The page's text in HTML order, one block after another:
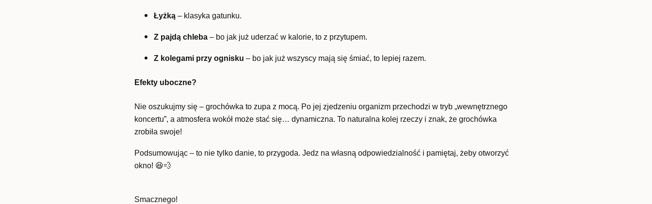
Łyżką – klasyka gatunku.
Z pajdą chleba – bo jak już uderzać w kalorie, to z przytupem.
Z kolegami przy ognisku – bo jak już wszyscy mają się śmiać, to lepiej razem.
Efekty uboczne?
Nie oszukujmy się – grochówka to zupa z mocą. Po jej zjedzeniu organizm przechodzi w tryb „wewnętrznego
koncertu”, a atmosfera wokół może stać się… dynamiczna. To naturalna kolej rzeczy i znak, że grochówka
zrobiła swoje!
Podsumowując – to nie tylko danie, to przygoda. Jedz na własną odpowiedzialność i pamiętaj, żeby otworzyć
okno! 😆💨
Smacznego!